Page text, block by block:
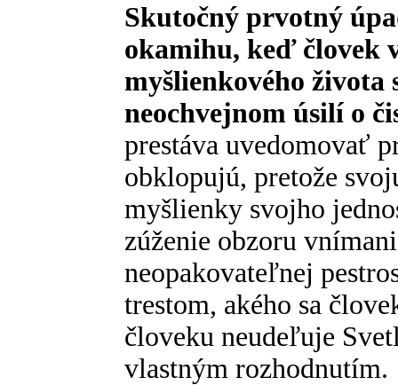
Skutočný prvotný
okamihu, keď človek
myšlienkového života
neochvejnom úsilí o
prestáva uvedomovať
obklopujú, pretože
myšlienky svojho
zúženie obzoru
neopakovateľnej
trestom, akého sa
človeku neudeľuje
vlastným rozhodnutím.